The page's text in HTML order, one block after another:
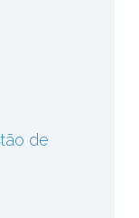
de